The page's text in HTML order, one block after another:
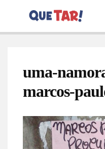
uma-
marcos-